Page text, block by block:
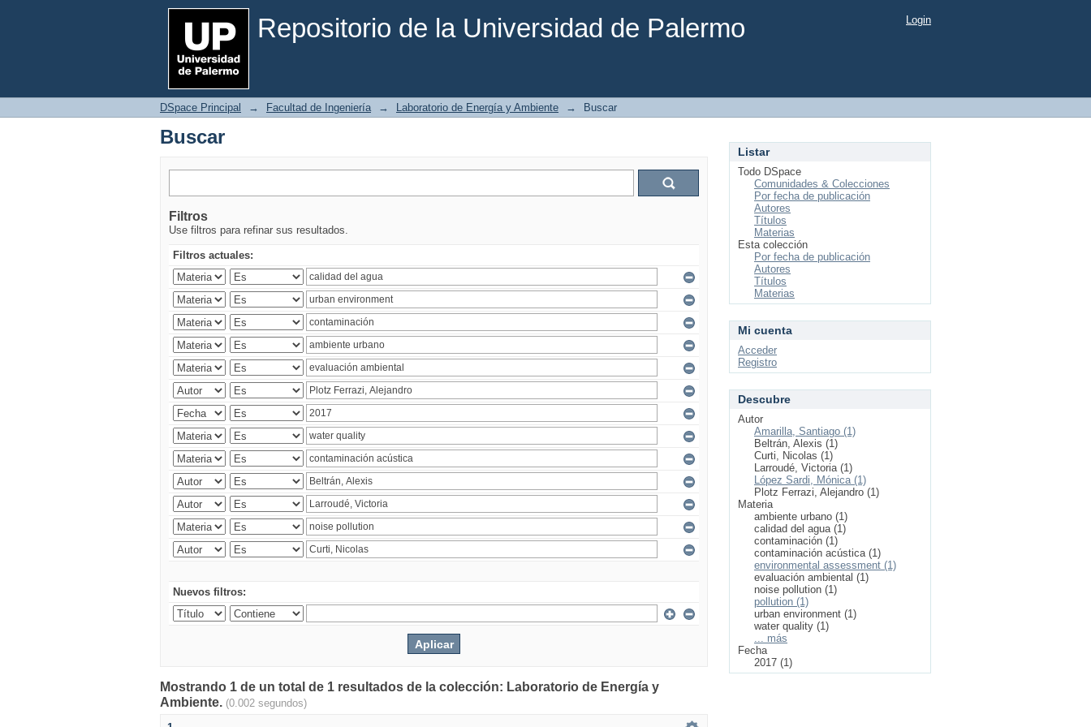
Repositorio de la Universidad de Palermo
Buscar Login
DSpace Principal → Facultad de Ingeniería → Laboratorio de Energía y Ambiente → Buscar
Buscar
Filtros
Use filtros para refinar sus resultados.
Filtros actuales:
Nuevos filtros:
Mostrando 1 de un total de 1 resultados de la colección: Laboratorio de Energía y
Ambiente. (0.002 segundos)
Listar
Todo DSpace
Comunidades & Colecciones
Por fecha de publicación
Autores
Títulos
Materias
Esta colección
Por fecha de publicación
Autores
Títulos
Materias
Mi cuenta
Acceder
Registro
Descubre
Autor
Amarilla, Santiago (1)
Beltrán, Alexis (1)
Curti, Nicolas (1)
Larroudé, Victoria (1)
López Sardi, Mónica (1)
Plotz Ferrazi, Alejandro (1)
Materia
ambiente urbano (1)
calidad del agua (1)
contaminación (1)
contaminación acústica (1)
environmental assessment (1)
evaluación ambiental (1)
noise pollution (1)
pollution (1)
urban environment (1)
water quality (1)
... más
Fecha
2017 (1)